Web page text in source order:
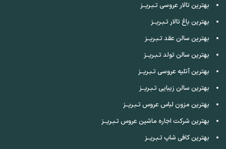
بهترین تالار عروسی تـبـریــز
بهترین باغ تالار تـبـریــز
بهترین سالن عقد تـبـریــز
بهترین سالن تولد تـبـریــز
بهترین آتلیه عروسی تـبـریــز
بهترین سالن زیبایی تـبـریــز
بهترین مزون لباس عروس تـبـریــز
بهترین شرکت اجاره ماشین عروس تـبـریــز
بهترین کافی شاپ تـبـریــز